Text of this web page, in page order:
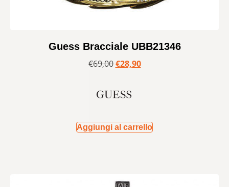
Guess Bracciale UBB21346
€69,00 €28,90
Aggiungi al carrello